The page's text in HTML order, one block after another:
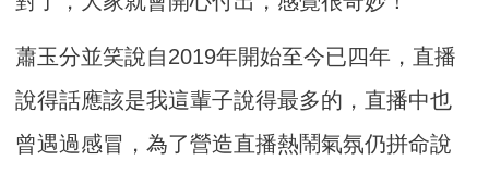
蕭玉分並笑說自2019年開始至今已四年，直播
說得話應該是我這輩子說得最多的，直播中也
曾遇過感冒，為了營造直播熱鬧氣氛仍拼命說